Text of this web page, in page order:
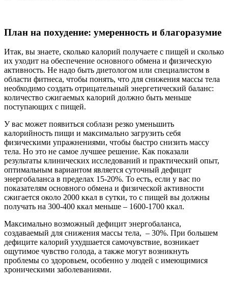
План на похудение: умеренность и благоразумие
Итак, вы знаете, сколько калорий получаете с пищей и сколько
их уходит на обеспечение основного обмена и физическую
активность. Не надо быть диетологом или специалистом в
области фитнеса, чтобы понять, что для снижения массы тела
необходимо создать отрицательный энергетический баланс:
количество сжигаемых калорий должно быть меньше
поступающих с пищей.
У вас может появиться соблазн резко уменьшить
калорийность пищи и максимально загрузить себя
физическими упражнениями, чтобы быстро снизить массу
тела. Но это не самое лучшее решение. Как показали
результаты клинических исследований и практический опыт,
оптимальным вариантом является суточный дефицит
энергобаланса в пределах 15-20%. То есть, если у вас по
показателям основного обмена и физической активности
сжигается около 2000 ккал в сутки, то с пищей вы должны
получать на 300-400 ккал меньше – 1600-1700 ккал.
Максимально возможный дефицит энергобаланса,
создаваемый для снижения массы тела, – 30%. При большем
дефиците калорий ухудшается самочувствие, возникает
ощутимое чувство голода, а также могут возникнуть
проблемы со здоровьем, особенно у людей с имеющимися
хроническими заболеваниями.